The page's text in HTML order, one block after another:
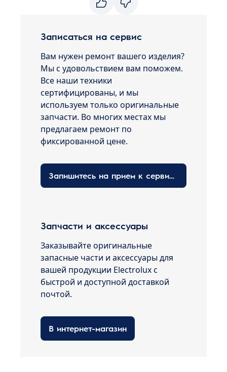
Записаться на сервис
Вам нужен ремонт вашего изделия?
Мы с удовольствием вам поможем.
Все наши техники
сертифицированы, и мы
используем только оригинальные
запчасти. Во многих местах мы
предлагаем ремонт по
фиксированной цене.
Запишитесь на прием к сервисному технику здесь
Запчасти и аксессуары
Заказывайте оригинальные
запасные части и аксессуары для
вашей продукции Electrolux с
быстрой и доступной доставкой
почтой.
В интернет-магазин